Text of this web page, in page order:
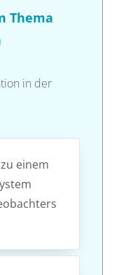
Thema
in der
einem